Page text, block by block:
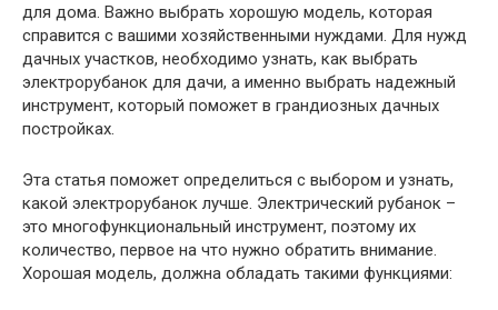
для дома. Важно выбрать хорошую модель, которая
справится с вашими хозяйственными нуждами. Для нужд
дачных участков, необходимо узнать, как выбрать
электрорубанок для дачи, а именно выбрать надежный
инструмент, который поможет в грандиозных дачных
постройках.
Эта статья поможет определиться с выбором и узнать,
какой электрорубанок лучше. Электрический рубанок –
это многофункциональный инструмент, поэтому их
количество, первое на что нужно обратить внимание.
Хорошая модель, должна обладать такими функциями: